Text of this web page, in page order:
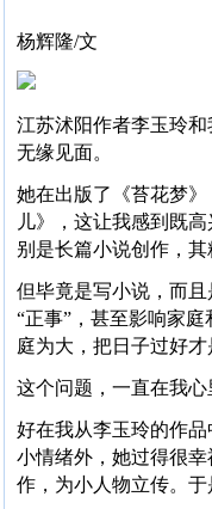
杨辉隆/文
江苏沭阳作者李玉玲
无缘见面。
她在出版了《苔花梦
儿》，这让我感到既
别是长篇小说创作，
但毕竟是写小说，而
“正事”，甚至影响家
庭为大，把日子过好才
这个问题，一直在我心
好在我从李玉玲的作
小情绪外，她过得很
作，为小人物立传。于